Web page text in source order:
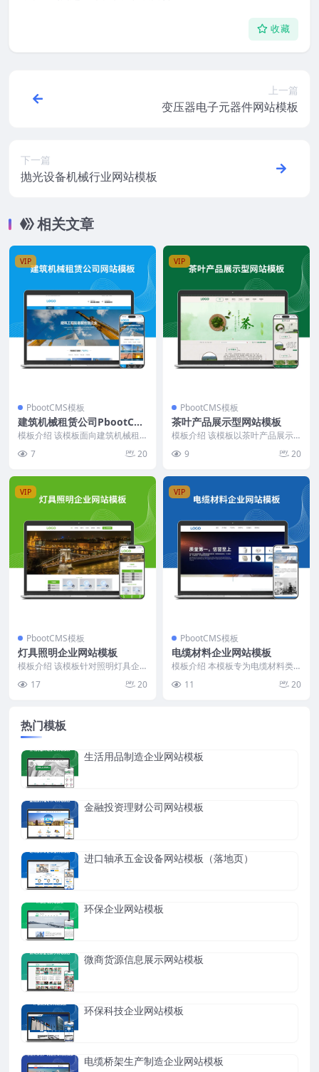
收藏
上一篇
变压器电子元器件网站模板
下一篇
抛光设备机械行业网站模板
相关文章
VIP
PbootCMS模板
建筑机械租赁公司PbootCM
S网站模板
模板介绍 该模板面向建筑机械租
整体布局规整，信息层...
7 20
VIP
PbootCMS模板
茶叶产品展示型网站模板
模板介绍 该模板以茶叶产品展示
公司简介、新闻、产品...
9 20
VIP
PbootCMS模板
灯具照明企业网站模板
模板介绍 该模板针对照明灯具企
产品展示与服务案例。...
17 20
VIP
PbootCMS模板
电缆材料企业网站模板
模板介绍 本模板专为电缆材料类
出企业信息与产品展示...
11 20
热门模板
生活用品制造企业网站模板
金融投资理财公司网站模板
进口轴承五金设备网站模板（落地页）
环保企业网站模板
微商货源信息展示网站模板
环保科技企业网站模板
电缆桥架生产制造企业网站模板